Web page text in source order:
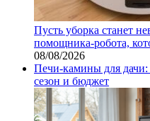
Пусть уборка станет
помощника‑робота,
08/08/2026
Печи-камины для дачи:
сезон и бюджет